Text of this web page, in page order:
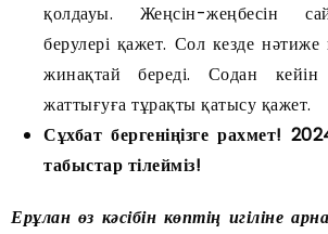
қолдауы. Жеңсін-жеңбесін
берулері қажет. Сол кезде
жинақтай береді. Содан
жаттығуға тұрақты қатысу қажет.
Сұхбат бергеніңізге рахмет!
табыстар тілейміз!
Ерұлан өз кәсібін көптің игіліне